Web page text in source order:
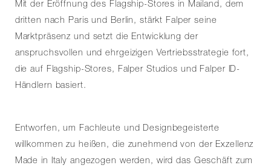
Mit der Eröffnung des Flagship-Stores in Mailand, dem
dritten nach Paris und Berlin, stärkt Falper seine
Marktpräsenz und setzt die Entwicklung der
anspruchsvollen und ehrgeizigen Vertriebsstrategie fort,
die auf Flagship-Stores, Falper Studios und Falper ID-
Händlern basiert.
Entworfen, um Fachleute und Designbegeisterte
willkommen zu heißen, die zunehmend von der Exzellenz
Made in Italy angezogen werden, wird das Geschäft zum